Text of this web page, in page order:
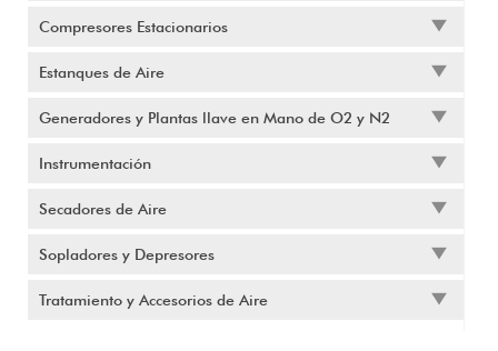
Compresores Estacionarios
Estanques de Aire
Generadores y Plantas llave en Mano de O2 y N2
Instrumentación
Secadores de Aire
Sopladores y Depresores
Tratamiento y Accesorios de Aire